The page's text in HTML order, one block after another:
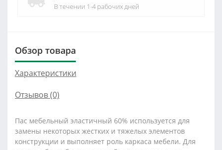
В течении 1-4 рабочих дней
Обзор товара
Характеристики
Отзывов (0)
Пас мебельный эластичный 60% используется для
замены некоторых жестких и тяжелых элементов
конструкции и выполняет роль каркаса мебели. Для